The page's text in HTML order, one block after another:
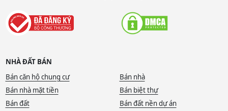
NHÀ ĐẤT BÁN
Bán căn hộ chung cư
Bán nhà
Bán nhà mặt tiền
Bán biệt thự
Bán đất
Bán đất nền dự án